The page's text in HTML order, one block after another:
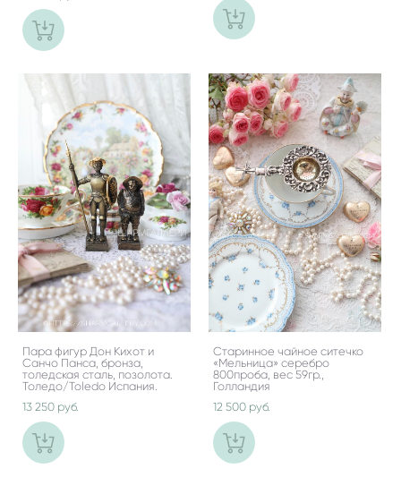
Пара фигур Дон Кихот и
Санчо Панса, бронза,
толедская сталь, позолота.
Толедо/Toledo Испания.
13 250 pуб.
Старинное чайное ситечко
«Мельница» серебро
800проба, вес 59гр.,
Голландия
12 500 pуб.